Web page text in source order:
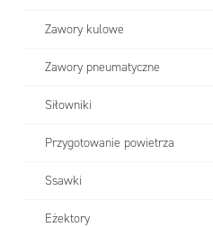
Zawory kulowe
Zawory pneumatyczne
Siłowniki
Przygotowanie powietrza
Ssawki
Eżektory